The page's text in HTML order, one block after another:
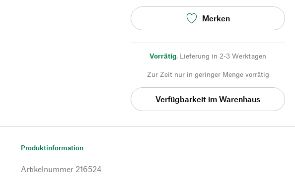
Merken
Vorrätig, Lieferung in 2-3 Werktagen
Zur Zeit nur in geringer Menge vorrätig
Verfügbarkeit im Warenhaus
Produktinformation
Artikelnummer 216524